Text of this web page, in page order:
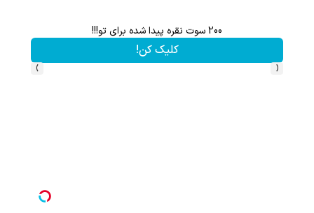
200 سوت نقره پیدا شده برای تو!!!
کلیک کن!
‹
›